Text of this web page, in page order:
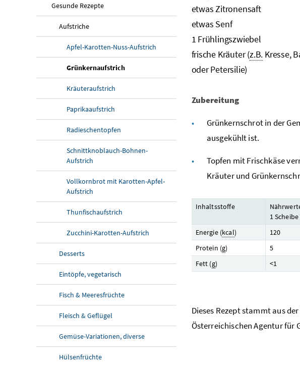
Gesunde Rezepte
Aufstriche
Apfel-Karotten-Nuss-Aufstrich
Grünkernaufstrich
Kräuteraufstrich
Paprikaaufstrich
Radieschentopfen
Schnittknoblauch-Bohnen-
Aufstrich
Vollkornbrot mit Karotten-Apfel-
Aufstrich
Thunfischaufstrich
Zucchini-Karotten-Aufstrich
Desserts
Eintöpfe, vegetarisch
Fisch & Meeresfrüchte
Fleisch & Geflügel
Gemüse-Variationen, diverse
Hülsenfrüchte
etwas Zitronensaft
etwas Senf
1 Frühlingszwiebel
frische Kräuter (z.B. Kresse,
oder Petersilie)
Zubereitung
Grünkernschrot in der
ausgekühlt ist.
Topfen mit Frischkäse
Kräuter und
Inhaltsstoffe
1
Energie (kcal) 120
Protein (g) 5
Fett (g) <1
Dieses Rezept stammt aus
Österreichischen Agentur für